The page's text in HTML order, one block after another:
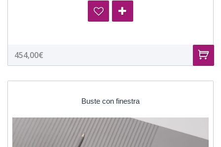
454,00€
Buste con finestra